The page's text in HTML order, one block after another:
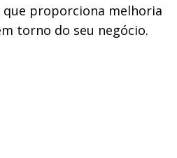
proporciona melhoria
torno do seu negócio.